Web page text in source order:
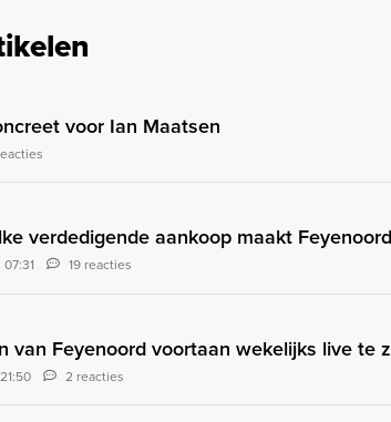
voor Ian Maatsen
verdedigende aankoop maakt
19 reacties
van Feyenoord voortaan wekelijks live te
2 reacties